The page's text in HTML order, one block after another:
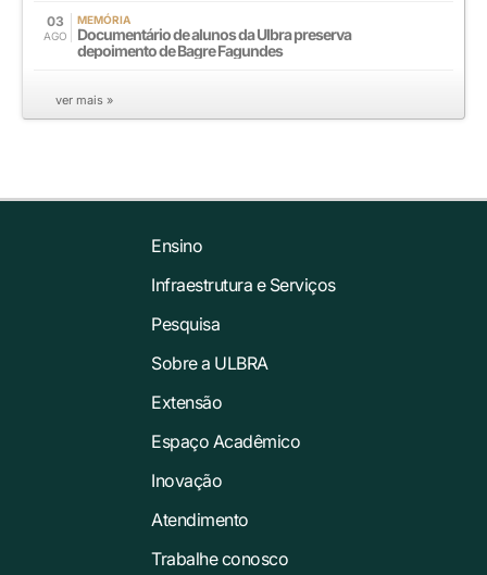
03
AGO
MEMÓRIA
Documentário de alunos da Ulbra preserva
depoimento de Bagre Fagundes
ver mais »
Ensino
Infraestrutura e Serviços
Pesquisa
Sobre a ULBRA
Extensão
Espaço Acadêmico
Inovação
Atendimento
Trabalhe conosco